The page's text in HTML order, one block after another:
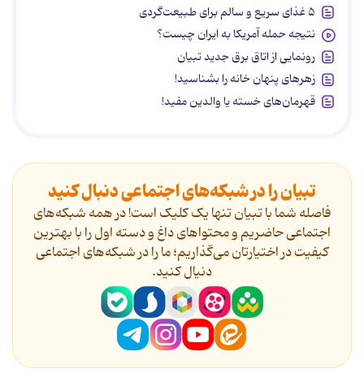
۵ غذای سریع و سالم برای طبیعت‌گردی
نتیجه حمله آمریکا به ایران چیست؟
رونمایی از اتاق برق جدید تبیان
زهرهای پنهان خانه را بشناسید!
قهرمان‌های خسته یا والدین مفید!
تبیان را در شبکه‌های اجتماعی دنبال کنید
فاصله شما با تبیان تنها یک کلیک است! در همه شبکه‌های
اجتماعی حاضریم و محتواهای داغ و دسته اول را با بهترین
کیفیت در اختیارتان می‌گذاریم؛ ما را در شبکه‌های اجتماعی
دنیال کنید.